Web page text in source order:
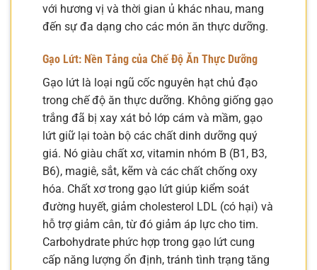
với hương vị và thời gian ủ khác nhau, mang
đến sự đa dạng cho các món ăn thực dưỡng.
Gạo Lứt: Nền Tảng của Chế Độ Ăn Thực Dưỡng
Gạo lứt là loại ngũ cốc nguyên hạt chủ đạo
trong chế độ ăn thực dưỡng. Không giống gạo
trắng đã bị xay xát bỏ lớp cám và mầm, gạo
lứt giữ lại toàn bộ các chất dinh dưỡng quý
giá. Nó giàu chất xơ, vitamin nhóm B (B1, B3,
B6), magiê, sắt, kẽm và các chất chống oxy
hóa. Chất xơ trong gạo lứt giúp kiểm soát
đường huyết, giảm cholesterol LDL (có hại) và
hỗ trợ giảm cân, từ đó giảm áp lực cho tim.
Carbohydrate phức hợp trong gạo lứt cung
cấp năng lượng ổn định, tránh tình trạng tăng